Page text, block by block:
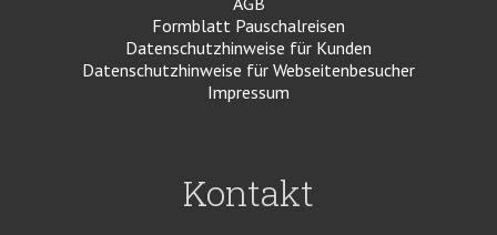
Formblatt Pauschalreisen
Datenschutzhinweise für Kunden
Datenschutzhinweise für Webseitenbesucher
Impressum
Kontakt